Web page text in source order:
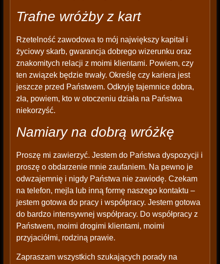
Trafne wróżby z kart
Rzetelność zawodowa to mój największy kapitał i
życiowy skarb, gwarancja dobrego wizerunku oraz
znakomitych relacji z moimi klientami. Powiem, czy
ten związek będzie trwały. Określę czy kariera jest
jeszcze przed Państwem. Odkryję tajemnice dobra,
zła, powiem, kto w otoczeniu działa na Państwa
niekorzyść.
Namiary na dobrą wróżkę
Proszę mi zawierzyć. Jestem do Państwa dyspozycji i
proszę o obdarzenie mnie zaufaniem. Na pewno je
odwzajemnię i nigdy Państwa nie zawiodę. Czekam
na telefon, mejla lub inną formę naszego kontaktu –
jestem gotowa do pracy i współpracy. Jestem gotowa
do bardzo intensywnej współpracy. Do współpracy z
Państwem, moimi drogimi klientami, moimi
przyjaciółmi, rodziną prawie.
Zapraszam wszystkich szukających porady na